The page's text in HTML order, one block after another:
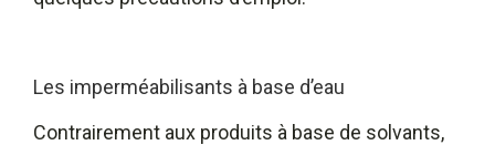
Les imperméabilisants à base d’eau
Contrairement aux produits à base de solvants,